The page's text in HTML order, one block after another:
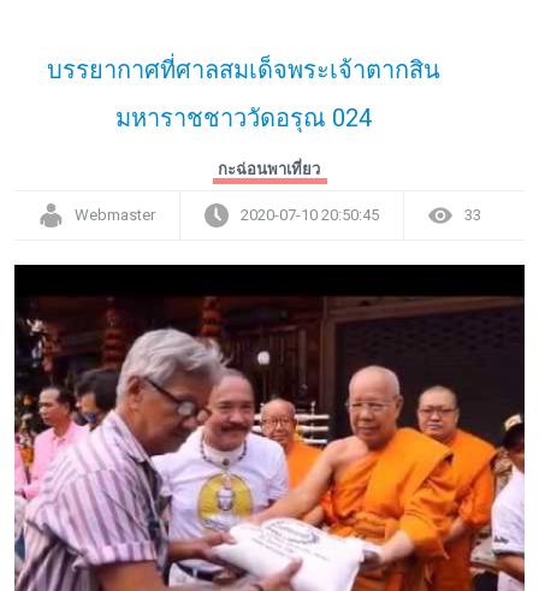
บรรยากาศที่ศาลสมเด็จพระเจ้าตากสิน
มหาราชชาววัดอรุณ 024
กะฉ่อนพาเที่ยว
Webmaster 2020-07-10 20:50:45 33